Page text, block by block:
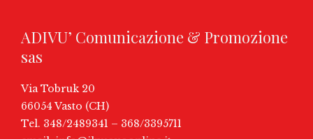
ADIVU’ Comunicazione & Promozione
sas
Via Tobruk 20
66054 Vasto (CH)
Tel. 348/2489341 – 368/3395711